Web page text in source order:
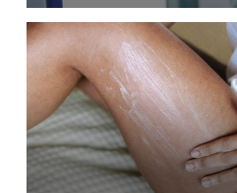
Osocze bogatopłytkowe,
(Platelet-Rich Plasma),
powszechnie stosowane
medycyny regeneracyjnej.
szeroki potencjał działania...